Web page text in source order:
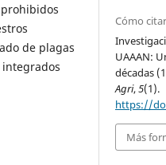
de plagas
Cómo citar
UAAAN:
décadas
Agri,5(1).
https://
Más